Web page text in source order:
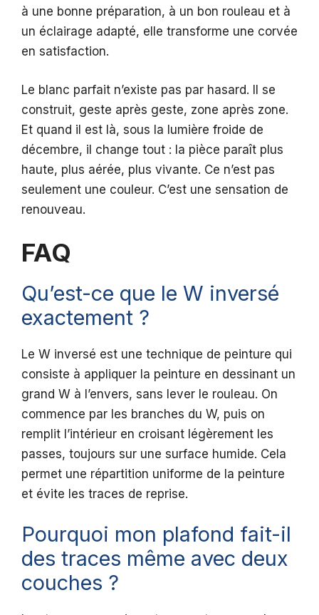
à une bonne préparation, à un bon rouleau et à
un éclairage adapté, elle transforme une corvée
en satisfaction.
Le blanc parfait n’existe pas par hasard. Il se
construit, geste après geste, zone après zone.
Et quand il est là, sous la lumière froide de
décembre, il change tout : la pièce paraît plus
haute, plus aérée, plus vivante. Ce n’est pas
seulement une couleur. C’est une sensation de
renouveau.
FAQ
Qu’est-ce que le W inversé
exactement ?
Le W inversé est une technique de peinture qui
consiste à appliquer la peinture en dessinant un
grand W à l’envers, sans lever le rouleau. On
commence par les branches du W, puis on
remplit l’intérieur en croisant légèrement les
passes, toujours sur une surface humide. Cela
permet une répartition uniforme de la peinture
et évite les traces de reprise.
Pourquoi mon plafond fait-il
des traces même avec deux
couches ?